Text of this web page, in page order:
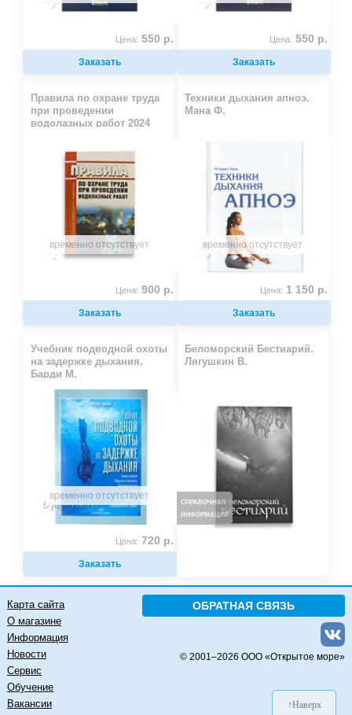
Цена: 550 р.
Заказать
Цена: 550 р.
Заказать
Правила по охране труда
при проведении
водолазных работ 2024
временно отсутствует
Цена: 900 р.
Заказать
Техники дыхания апноэ.
Мана Ф.
временно отсутствует
Цена: 1 150 р.
Заказать
Учебник подводной охоты
на задержке дыхания.
Барди М.
временно отсутствует
Цена: 720 р.
Заказать
Беломорский Бестиарий.
Лягушкин В.
СПРАВОЧНАЯ
ИНФОРМАЦИЯ
ОБРАТНАЯ СВЯЗЬ
© 2001–2026 ООО «Открытое море»
Карта сайта
О магазине
Информация
Новости
Сервис
Обучение
Вакансии
↑Наверх